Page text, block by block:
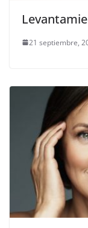
21 septiembre,